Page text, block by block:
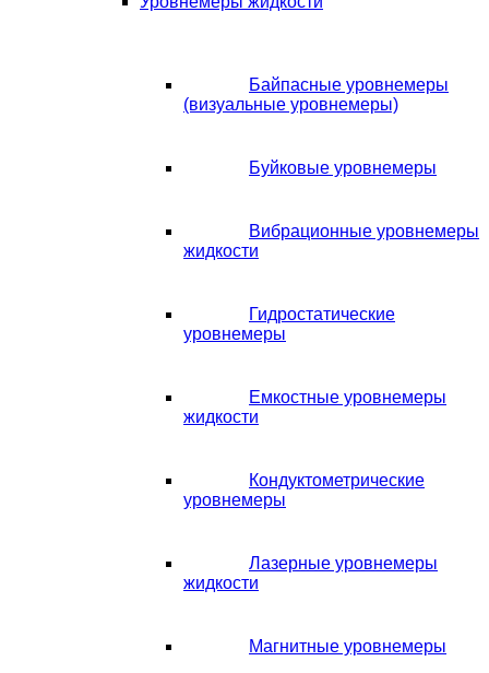
Байпасные уровнемеры
(визуальные уровнемеры)
Буйковые уровнемеры
Вибрационные уровнемеры
жидкости
Гидростатические
уровнемеры
Емкостные уровнемеры
жидкости
Кондуктометрические
уровнемеры
Лазерные уровнемеры
жидкости
Магнитные уровнемеры